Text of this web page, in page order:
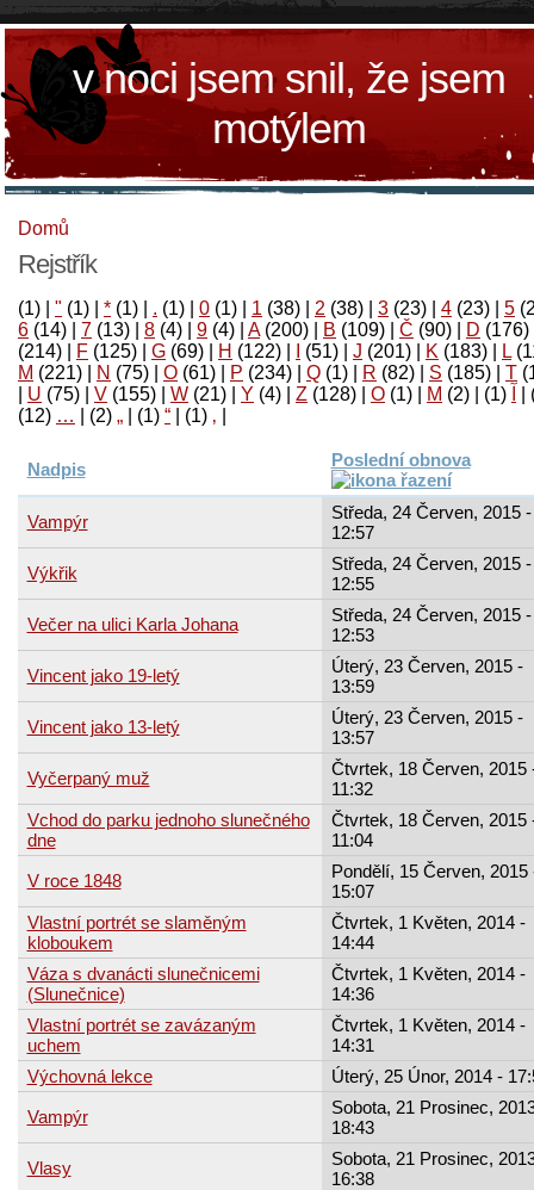
v noci jsem snil, že jsem
motýlem
Domů
Rejstřík
(1) " (1) * (1) . (1) 0 (1) 1 (38) 2 (38) 3 (23) 4 (23) 5
6 (14) 7 (13) 8 (4) 9 (4) A(200) B (109) Č (90) D (176)
(214)
F (125) G (69) H (122) (51) J (201) K (183) L
M (221) N (75) O (61) P (234) Q (1) R (82) S (185) T
U (75) V (155) W (21) Y (4) Z (128) Ο (1) М (2)
(1)
‚
(1)
“
(1)
„
(2)
…
(12)
Nadpis Poslední obnova
Vampýr
Středa, 24 Červen, 2015 -
12:57
Výkřik
Středa, 24 Červen, 2015 -
12:55
Večer na ulici Karla Johana
Středa, 24 Červen, 2015 -
12:53
Vincent jako 19-letý
Úterý, 23 Červen, 2015 -
13:59
Vincent jako 13-letý
Úterý, 23 Červen, 2015 -
13:57
Vyčerpaný muž
Čtvrtek, 18 Červen, 2015
11:32
Vchod do parku jednoho slunečného
dne
Čtvrtek, 18 Červen, 2015
11:04
V roce 1848
Pondělí, 15 Červen, 2015
15:07
Vlastní portrét se slaměným
kloboukem
Čtvrtek, 1 Květen, 2014 -
14:44
Váza s dvanácti slunečnicemi
(Slunečnice)
Čtvrtek, 1 Květen, 2014 -
14:36
Vlastní portrét se zavázaným
uchem
Čtvrtek, 1 Květen, 2014 -
14:31
Výchovná lekce
Úterý, 25 Únor, 2014 -
Vampýr
Sobota, 21 Prosinec,
18:43
Vlasy
Sobota, 21 Prosinec,
16:38